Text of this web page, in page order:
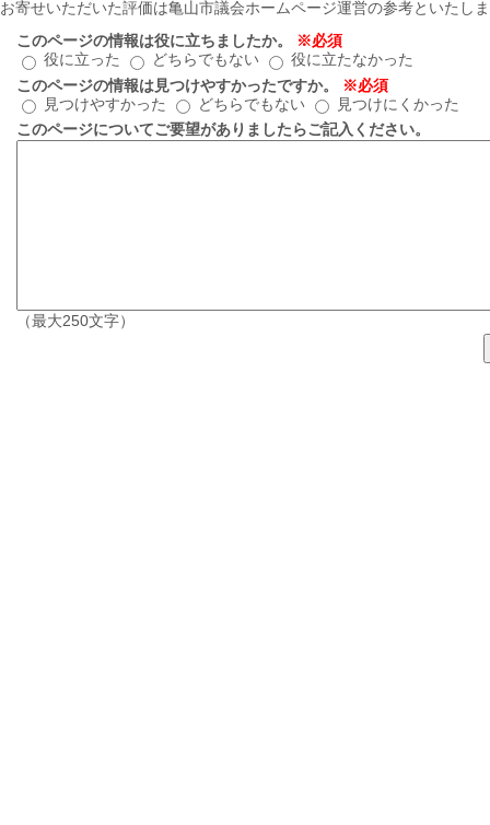
お寄せいただいた評価は亀山市議会ホームページ運営の参考といたし
このページの情報は役に立ちましたか。
※必須
役に立った
どちらでもない
役に立たなかった
このページの情報は見つけやすかったですか。
※必須
見つけやすかった
どちらでもない
見つけにくかった
このページについてご要望がありましたらご記入ください。
（最大250文字）